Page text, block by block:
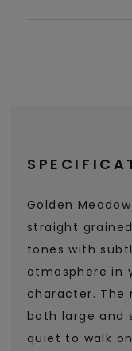
Golden
straight
tones with
atmosphere in
character. The
both large and
quiet to walk